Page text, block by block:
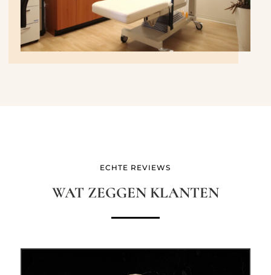
ECHTE REVIEWS
WAT ZEGGEN KLANTEN